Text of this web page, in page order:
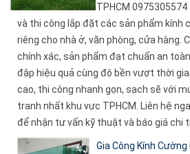
TPHCM
và thi công lắp đặt các sản phẩm kính
riêng cho nhà ở, văn phòng, cửa hàng.
chính xác, sản phẩm đạt chuẩn an
đập hiệu quả cùng độ bền vượt thời
cao, thi công nhanh gọn, sạch sẽ với
tranh nhất khu vực TPHCM. Liên hệ
để nhận tư vấn kỹ thuật và báo giá chi
Gia Công Kính